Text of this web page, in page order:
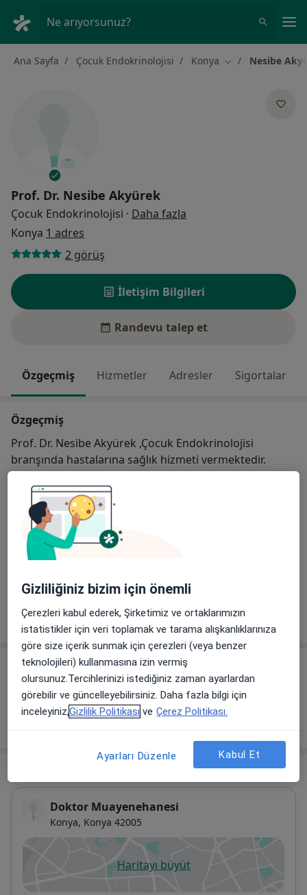
Ne arıyorsunuz?
Ana Sayfa Çocuk Endokrinolojisi Konya Şehir değiştir
Nesibe
Prof. Dr. Nesibe Akyürek
Çocuk Endokrinolojisi · Daha fazla
Konya 1 adres
2 görüş
İletişim Bilgileri
Randevu talep et
Özgeçmiş Hizmetler Adresler Sigortalar
Özgeçmiş
Prof. Dr. Nesibe Akyürek ,Çocuk Endokrinolojisi
branşında hastalarına sağlık hizmeti vermektedir.
Çocuk Endokrinolojisi görev yapmaktadır.
Başlıca İlgi Alanları
Şişmanlık (Obezite)
Diyabet (Şeker Hastalığı)
Tümünü gösterdeneyim hakkında
Hizmetler
Diğer Hizmetler
Randevu
Doktor Muayenehanesi
Konya, Konya 42005
Haritayı büyütyeni bir sekmede açılır
Gizliliğiniz bizim için önemli
Çerezleri kabul ederek, Şirketimiz ve ortaklarımızın
istatistikler için veri toplamak ve tarama alışkanlıklarınıza
göre size içerik sunmak için çerezleri (veya benzer
teknolojileri) kullanmasına izin vermiş
olursunuz.Tercihlerinizi istediğiniz zaman ayarlardan
görebilir ve güncelleyebilirsiniz. Daha fazla bilgi için
inceleyiniz,Gizlilik Politikası ve Çerez Politikası.
Ayarları Düzenle Kabul Et